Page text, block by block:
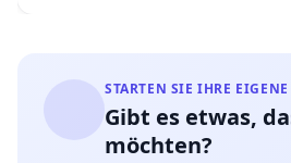
STARTEN SIE IHRE
Gibt es etwas,
möchten?